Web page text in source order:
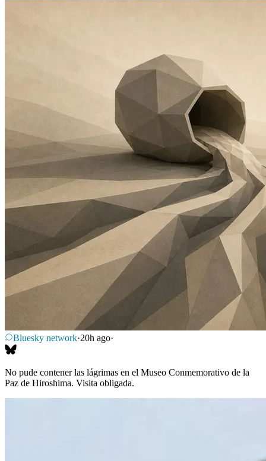
Bluesky network·20h ago·
No pude contener las lágrimas en el Museo Conmemorativo de la
Paz de Hiroshima. Visita obligada.